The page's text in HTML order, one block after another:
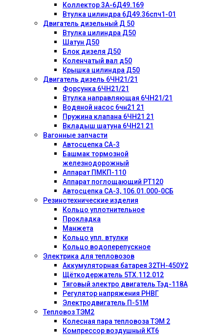
Коллектор 3А-6Д49.169
Втулка цилиндра 6Д49.36спч1-01
Двигатель дизельный Д 50
Втулка цилиндра Д50
Шатун Д50
Блок дизеля Д50
Коленчатый вал д50
Крышка цилиндра Д50
Двигатель дизель 6ЧН21/21
Форсунка 6ЧН21/21
Втулка направляющая 6ЧН21/21
Водяной насос 6чн21 21
Пружина клапана 6ЧН21 21
Вкладыш шатуна 6ЧН21 21
Вагонные запчасти
Автосцепка СА-3
Башмак тормозной
железнодорожный
Аппарат ПМКП-110
Аппарат поглощающий РТ120
Автосцепка СА-3, 106.01.000-0СБ
Резинотехнические изделия
Кольцо уплотнительное
Прокладка
Манжета
Кольцо упл. втулки
Кольцо водоперепускное
Электрика для тепловозов
Аккумуляторная батарея 32ТН-450У2
Щёткодержатель 5ТХ.112.012
Тяговый электро двигатель Тэд-118А
Регулятор напряжения РНВГ
Электродвигатель П-51М
Тепловоз ТЭМ2
Колесная пара тепловоза ТЭМ 2
Компрессор воздушный КТ6